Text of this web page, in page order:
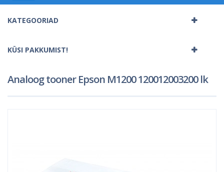
navigation
KATEGOORIAD
KÜSI PAKKUMIST!
Analoog tooner Epson M1200 120012003200 lk